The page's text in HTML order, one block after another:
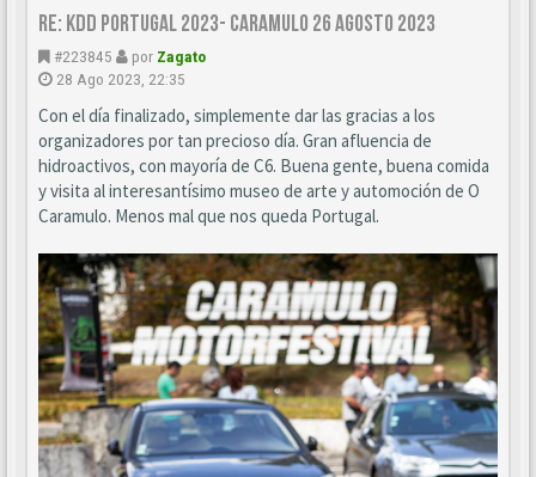
Re: KDD Portugal 2023- Caramulo 26 Agosto 2023
#223845 por Zagato
28 Ago 2023, 22:35
Con el día finalizado, simplemente dar las gracias a los
organizadores por tan precioso día. Gran afluencia de
hidroactivos, con mayoría de C6. Buena gente, buena comida
y visita al interesantísimo museo de arte y automoción de O
Caramulo. Menos mal que nos queda Portugal.